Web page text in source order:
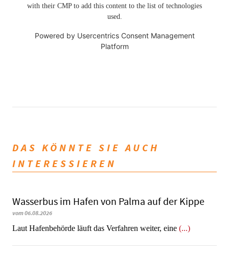
with their CMP to add this content to the list of technologies
used.
Powered by Usercentrics Consent Management
Platform
DAS KÖNNTE SIE AUCH
INTERESSIEREN
Wasserbus im Hafen von Palma auf der Kippe
vom 06.08.2026
Laut Hafenbehörde läuft das Verfahren weiter, eine (...)